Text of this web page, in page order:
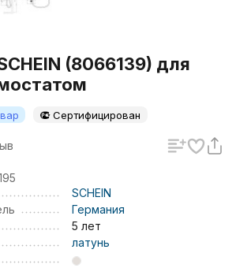
(8066139) для
Сертифицирован
SCHEIN
Германия
5 лет
латунь